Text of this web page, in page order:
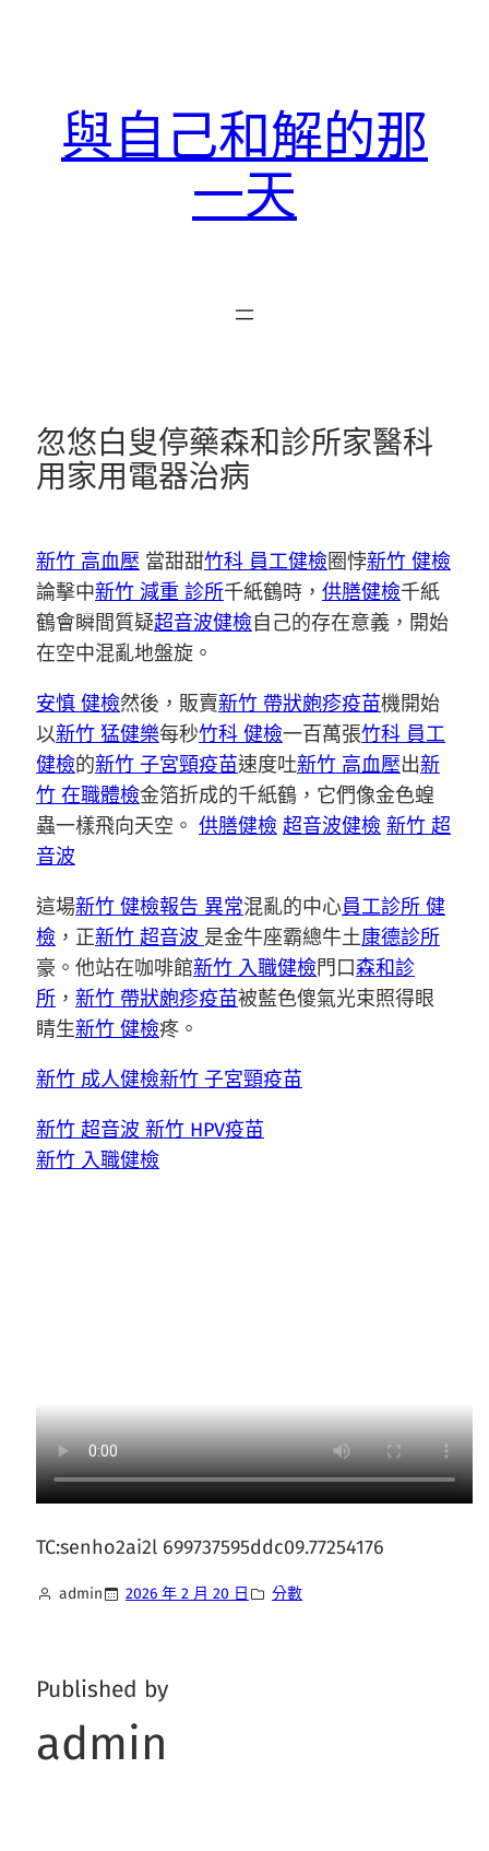
與自己和解的那
一天
忽悠白叟停藥森和診所家醫科
用家用電器治病
新竹 高血壓 當甜甜竹科 員工健檢圈悖新竹 健檢
論擊中新竹 減重 診所千紙鶴時， 供膳健檢千紙
鶴會瞬間質疑超音波健檢自己的存在意義，開始
在空中混亂地盤旋。
安慎 健檢然後，販賣新竹 帶狀皰疹疫苗機開始
以新竹 猛健樂每秒竹科 健檢一百萬張竹科 員工
健檢的新竹 子宮頸疫苗速度吐新竹 高血壓出新
竹 在職體檢金箔折成的千紙鶴，它們像金色蝗
蟲一樣飛向天空。 供膳健檢 超音波健檢 新竹 超
音波
這場新竹 健檢報告 異常混亂的中心員工診所 健
檢 ，正新竹 超音波 是金牛座霸總牛土康德診所
豪。他站在咖啡館新竹 入職健檢門口森和診
所 ， 新竹 帶狀皰疹疫苗被藍色傻氣光束照得眼
睛生新竹 健檢疼。
新竹 成人健檢新竹 子宮頸疫苗
新竹 超音波 新竹 HPV疫苗
新竹 入職健檢
TC:senho2ai2l 699737595ddc09.77254176
admin 2026 年 2 月 20 日 分數
Published by
admin